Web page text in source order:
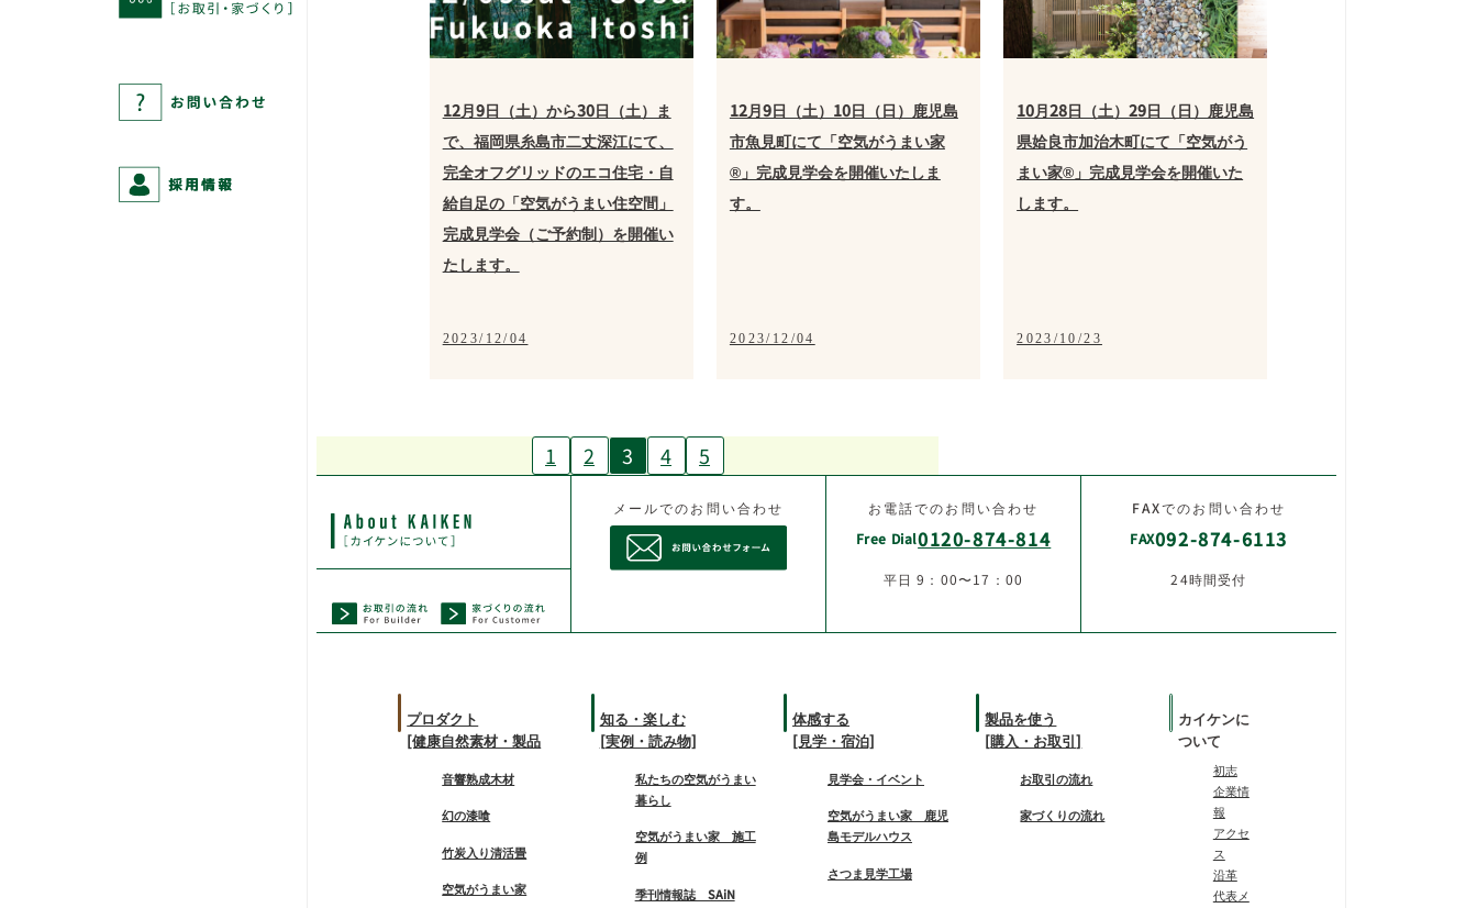
12月9日（土）から30日（土）ま
で、福岡県糸島市二丈深江にて、
完全オフグリッドのエコ住宅・自
給自足の「空気がうまい住空間」
完成見学会（ご予約制）を開催い
たします。
2023/12/04
12月9日（土）10日（日）鹿児島
市魚見町にて「空気がうまい家
®」完成見学会を開催いたしま
す。
2023/12/04
10月28日（土）29日（日）鹿児島
県姶良市加治木町にて「空気がう
まい家®」完成見学会を開催いた
します。
2023/10/23
1 2 3 4 5
メールでのお問い合わせ
お電話でのお問い合わせ
Free Dial0120-874-814
平日 9：00〜17：00
FAXでのお問い合わせ
FAX092-874-6113
24時間受付
プロダクト
[健康自然素材・製品
音響熟成木材
幻の漆喰
竹炭入り清活畳
空気がうまい家
知る・楽しむ
[実例・読み物]
私たちの空気がうまい
暮らし
空気がうまい家 施工
例
季刊情報誌 SAiN
体感する
[見学・宿泊]
見学会・イベント
空気がうまい家 鹿児
島モデルハウス
さつま見学工場
製品を使う
[購入・お取引]
お取引の流れ
家づくりの流れ
カイケンに
ついて
初志
企業情
報
アクセ
ス
沿革
代表メ